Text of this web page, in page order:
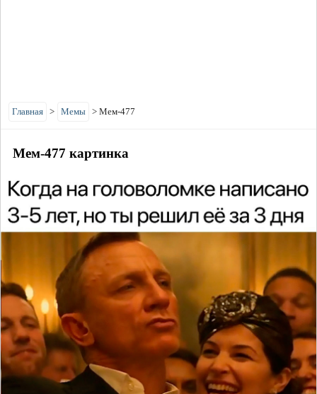
Главная > Мемы > Мем-477
Мем-477 картинка